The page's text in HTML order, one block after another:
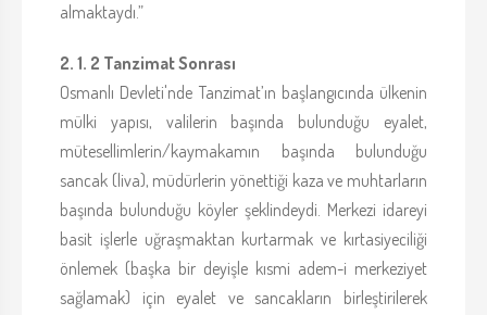
almaktaydı.”
2. 1. 2 Tanzimat Sonrası
Osmanlı Devleti'nde Tanzimat’ın başlangıcında ülkenin
mülki yapısı, valilerin başında bulunduğu eyalet,
mütesellimlerin/kaymakamın başında bulunduğu
sancak (liva), müdürlerin yönettiği kaza ve muhtarların
başında bulunduğu köyler şeklindeydi. Merkezi idareyi
basit işlerle uğraşmaktan kurtarmak ve kırtasiyeciliği
önlemek (başka bir deyişle kısmi adem-i merkeziyet
sağlamak) için eyalet ve sancakların birleştirilerek